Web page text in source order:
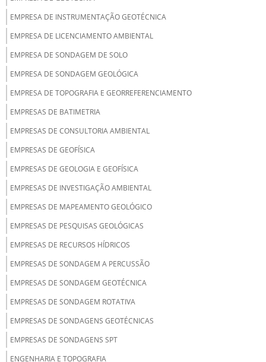
EMPRESA DE INSTRUMENTAÇÃO GEOTÉCNICA
EMPRESA DE LICENCIAMENTO AMBIENTAL
EMPRESA DE SONDAGEM DE SOLO
EMPRESA DE SONDAGEM GEOLÓGICA
EMPRESA DE TOPOGRAFIA E GEORREFERENCIAMENTO
EMPRESAS DE BATIMETRIA
EMPRESAS DE CONSULTORIA AMBIENTAL
EMPRESAS DE GEOFÍSICA
EMPRESAS DE GEOLOGIA E GEOFÍSICA
EMPRESAS DE INVESTIGAÇÃO AMBIENTAL
EMPRESAS DE MAPEAMENTO GEOLÓGICO
EMPRESAS DE PESQUISAS GEOLÓGICAS
EMPRESAS DE RECURSOS HÍDRICOS
EMPRESAS DE SONDAGEM A PERCUSSÃO
EMPRESAS DE SONDAGEM GEOTÉCNICA
EMPRESAS DE SONDAGEM ROTATIVA
EMPRESAS DE SONDAGENS GEOTÉCNICAS
EMPRESAS DE SONDAGENS SPT
ENGENHARIA E TOPOGRAFIA